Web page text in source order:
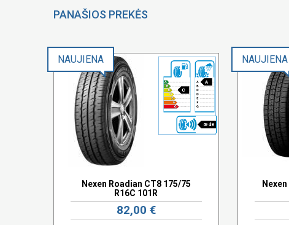
PANAŠIOS PREKĖS
C
A
69 dB
NAUJIENA
Nexen Roadian CT8 175/75
R16C 101R
82,00 €
NAUJIENA